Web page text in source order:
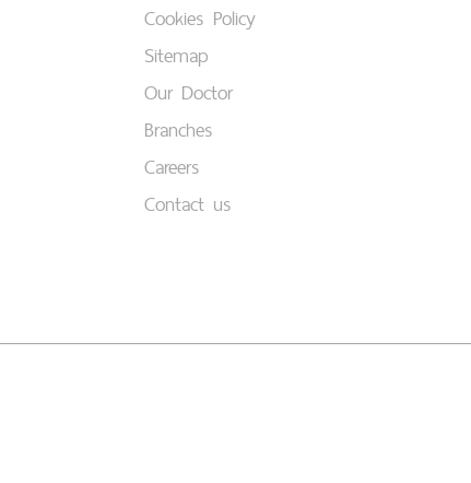
Cookies Policy
Sitemap
Our Doctor
Branches
Careers
Contact us